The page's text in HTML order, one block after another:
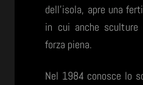
dell’isola, apre una
in cui anche sculture
forza piena.
Nel 1984 conosce lo